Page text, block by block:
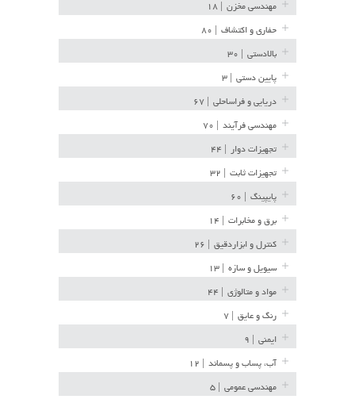
مهندسی مخزن
حفاری و اکتشاف
بالادستی
پایین دستی
دریایی و فراساحلی
مهندسی فرآیند
تجهیزات دوار
تجهیزات ثابت
پایپینگ
برق و مخابرات
کنترل و ابزاردقیق
سیویل و سازه
مواد و متالوژی
رنگ و عایق
ایمنی
آب، پساب و پسماند
مهندسی عمومی